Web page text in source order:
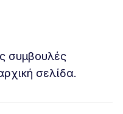
συμβουλές
σελίδα.